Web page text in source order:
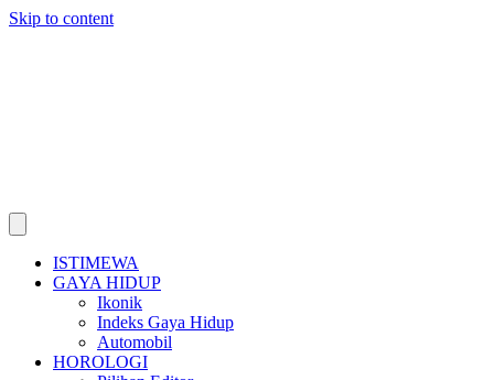
Skip to content
ISTIMEWA
GAYA HIDUP
Ikonik
Indeks Gaya Hidup
Automobil
HOROLOGI